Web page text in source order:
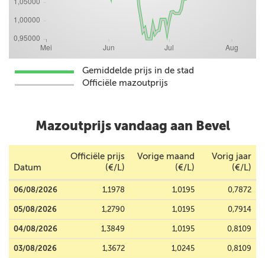
Gemiddelde prijs in de stad
Officiële mazoutprijs
Mazoutprijs vandaag aan Bevel
Datum
Officiële prijs
(€/L)
Vorige maand
(€/L)
Vorig jaar
(€/L)
06/08/2026 1,1978 1,0195 0,7872
05/08/2026 1,2790 1,0195 0,7914
04/08/2026 1,3849 1,0195 0,8109
03/08/2026 1,3672 1,0245 0,8109